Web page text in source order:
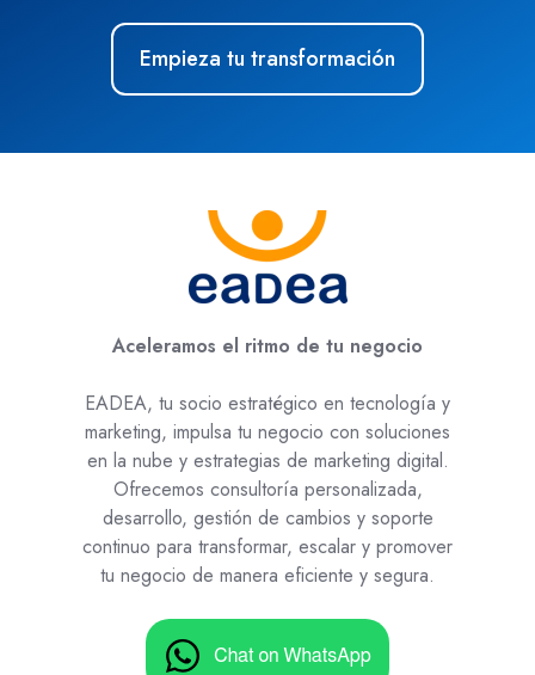
Empieza tu transformación
Aceleramos el ritmo de tu negocio
EADEA, tu socio estratégico en tecnología y
marketing, impulsa tu negocio con soluciones
en la nube y estrategias de marketing digital.
Ofrecemos consultoría personalizada,
desarrollo, gestión de cambios y soporte
continuo para transformar, escalar y promover
tu negocio de manera eficiente y segura.